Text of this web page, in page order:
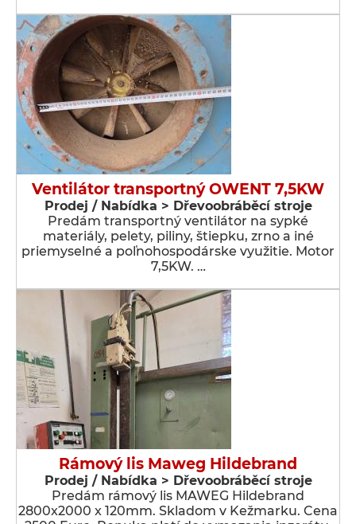
Ventilátor transportný OWENT 7,5KW
Prodej / Nabídka > Dřevoobráběcí stroje
Predám transportný ventilátor na sypké
materiály, pelety, piliny, štiepku, zrno a iné
priemyselné a poľnohospodárske využitie. Motor
7,5KW. …
Rámový lis Maweg Hildebrand
Prodej / Nabídka > Dřevoobráběcí stroje
Predám rámový lis MAWEG Hildebrand
2800x2000 x 120mm. Skladom v Kežmarku. Cena